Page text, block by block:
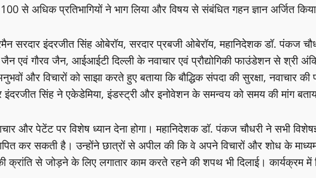
से अधिक प्रतिभागियों ने भाग लिया और विषय से संबंधित गहन ज्ञान अर्जित
सरदार इंदरजीत सिंह ओबेरॉय, सरदार प्रबजी ओबेरॉय, महानिदेशक डॉ. पंकज
एवं गौरव जैन, आईआईटी दिल्ली के नवाचार एवं प्रौद्योगिकी फाउंडेशन से श्री
विचारों को साझा करते हुए बताया कि बौद्धिक संपदा की सुरक्षा, नवाचार की
सिंह ने एकेडेमिया, इंडस्ट्री और इनोवेशन के समन्वय को समय की मांग
और पेटेंट पर विशेष ध्यान देना होगा। महानिदेशक डॉ. पंकज चौधरी ने सभी
कर सकती है। उन्होंने छात्रों से अपील की कि वे अपने विचारों और शोध के
क्रांति से जोड़ने के लिए लगातार काम करते रहने की शपथ भी दिलाई। कार्यक्रम